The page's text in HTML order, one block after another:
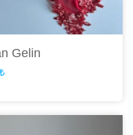
Gelin
₺